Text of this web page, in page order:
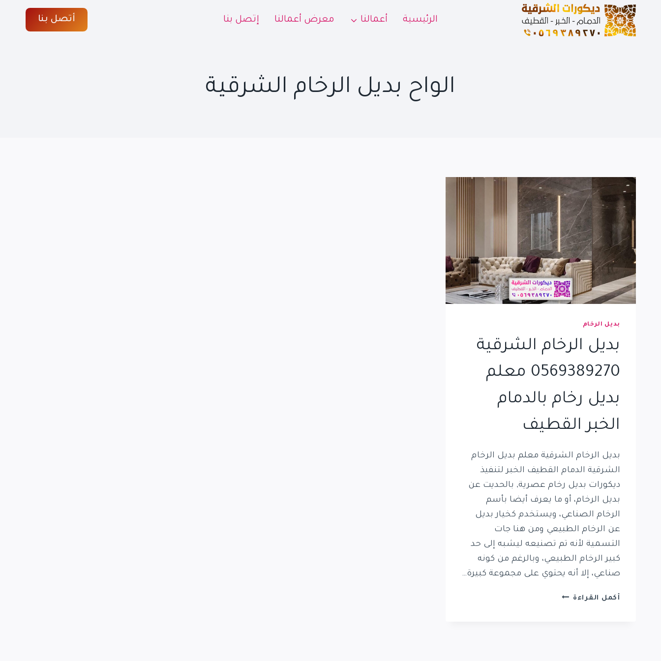
المحتوى
الرئيسية أعمالنا معرض أعمالنا إتصل بنا أتصل بنا
الواح بديل الرخام الشرقية
بديل الرخام
بديل الرخام الشرقية
0569389270 معلم
بديل رخام بالدمام
الخبر القطيف
بديل الرخام الشرقية معلم بديل الرخام
الشرقية الدمام القطيف الخبر لتنفيذ
ديكورات بديل رخام عصرية, بالحديت عن
بديل الرخام، أو ما يعرف أيضا بأسم
الرخام الصناعي، ويستخدم كخيار بديل
عن الرخام الطبيعي ومن هنا جات
التسمية لأنه تم تصنيعه ليشبه إلى حد
كبير الرخام الطبيعي، وبالرغم من كونه
صناعي، إلا أنه يحتوي على مجموعة كبيرة…
أكمل القراءة بديل